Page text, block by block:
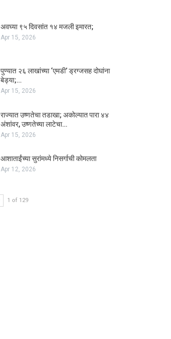
अवघ्या ९५ दिवसांत १४ मजली इमारत;
Apr 15, 2026
पुण्यात २६ लाखांच्या ‘एमडी’ ड्रग्जसह दोघांना
बेड्या;…
Apr 15, 2026
राज्यात उष्णतेचा तडाखा; अकोल्यात पारा ४४
अंशांवर, उष्णतेच्या लाटेचा…
Apr 15, 2026
आशाताईंच्या सुरांमध्ये निसर्गाची कोमलता
Apr 12, 2026
1 of 129